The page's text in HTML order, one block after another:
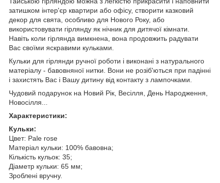
затишком інтер'єр квартири або офісу, створити казковий
декор для свята, особливо для Нового Року, або
використовувати гірлянду як нічник для дитячої кімнати.
Навіть коли гірлянда вимкнена, вона продовжить радувати
Вас своїми яскравими кульками.
Кульки для гірлянди ручної роботи і виконані з натурального
матеріалу - бавовняної нитки. Вони не розіб'ються при падінні
і захистять Вас і Вашу дитину від контакту з лампочками.
Чудовий подарунок на Новий Рік, Весілля, День Народження,
Новосілля...
Характеристики:
Кульки:
Цвет: Pale rose
Матеріал кульки: 100% бавовна;
Кількість кульок: 35;
Діаметр кульки: 65 мм;
Зроблені вручну.